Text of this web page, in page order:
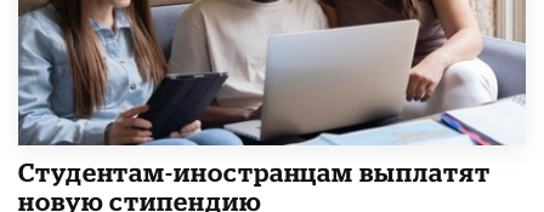
Студентам-иностранцам выплатят
новую стипендию